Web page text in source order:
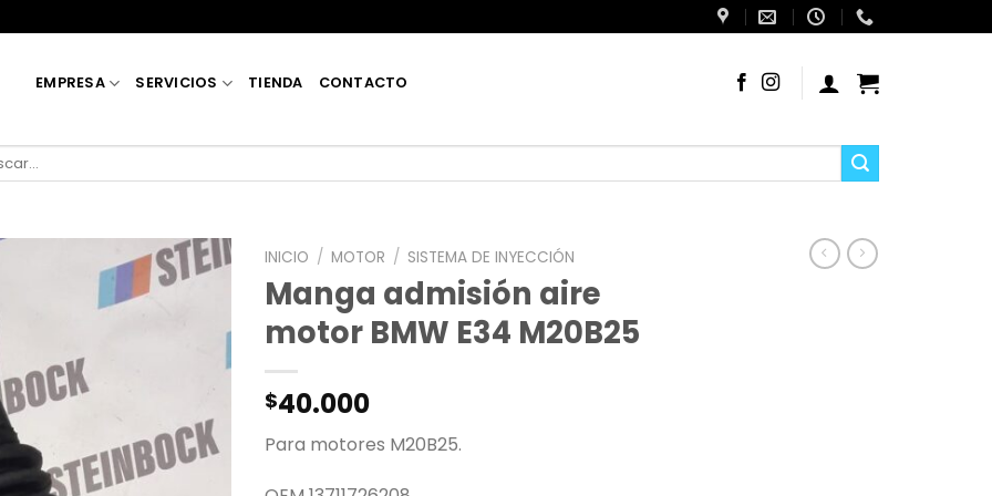
EMPRESA SERVICIOS TIENDA CONTACTO
INICIO / MOTOR / SISTEMA DE INYECCIÓN
Manga admisión aire
motor BMW E34 M20B25
$40.000
Para motores M20B25.